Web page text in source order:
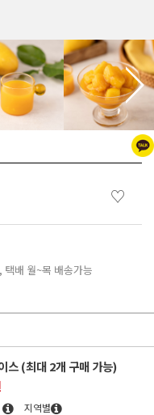
♡
택배 월~목 배송가능
스 (최대 2개 구매 가능)
지역별